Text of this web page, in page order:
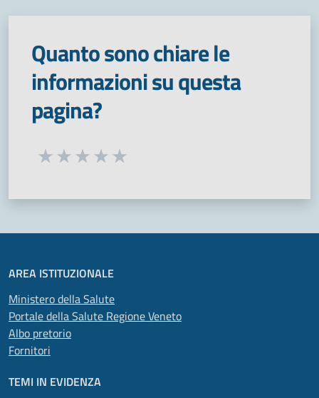
Quanto sono chiare le
informazioni su questa
pagina?
Seleziona una valutazione da 1 a 5 stelle
AREA ISTITUZIONALE
Ministero della Salute
Portale della Salute Regione Veneto
Albo pretorio
Fornitori
TEMI IN EVIDENZA